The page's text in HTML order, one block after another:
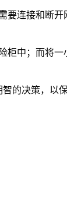
要连接和断
柜中；而将
的决策，以